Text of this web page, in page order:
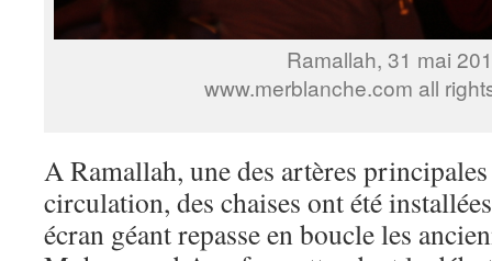
Ramallah, 31 mai
www.merblanche.com all
A Ramallah, une des artères
circulation, des chaises ont été
écran géant repasse en boucle les